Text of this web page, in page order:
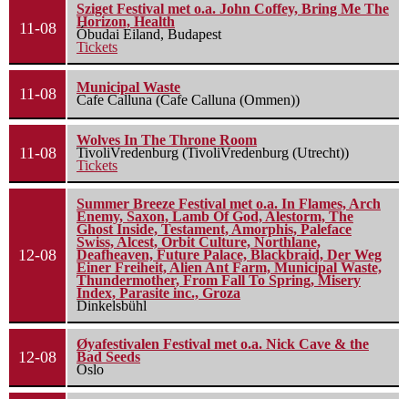
11-08
Sziget Festival met o.a. John Coffey, Bring Me The
Horizon, Health
Óbudai Eiland, Budapest
Tickets
11-08
Municipal Waste
Cafe Calluna (Cafe Calluna (Ommen))
11-08
Wolves In The Throne Room
TivoliVredenburg (TivoliVredenburg (Utrecht))
Tickets
12-08
Summer Breeze Festival met o.a. In Flames, Arch
Enemy, Saxon, Lamb Of God, Alestorm, The
Ghost Inside, Testament, Amorphis, Paleface
Swiss, Alcest, Orbit Culture, Northlane,
Deafheaven, Future Palace, Blackbraid, Der Weg
Einer Freiheit, Alien Ant Farm, Municipal Waste,
Thundermother, From Fall To Spring, Misery
Index, Parasite inc., Groza
Dinkelsbühl
12-08
Øyafestivalen Festival met o.a. Nick Cave & the
Bad Seeds
Oslo